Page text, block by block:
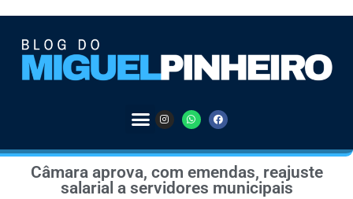
Câmara aprova, com emendas, reajuste
salarial a servidores municipais